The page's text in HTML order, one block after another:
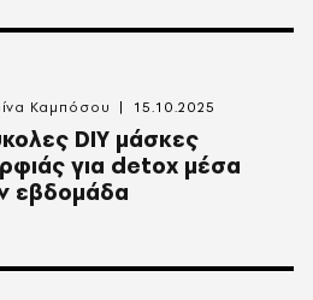
DIY μάσκες
για detox μέσα
εβδομάδα
Καμπόσου 15.10.2025